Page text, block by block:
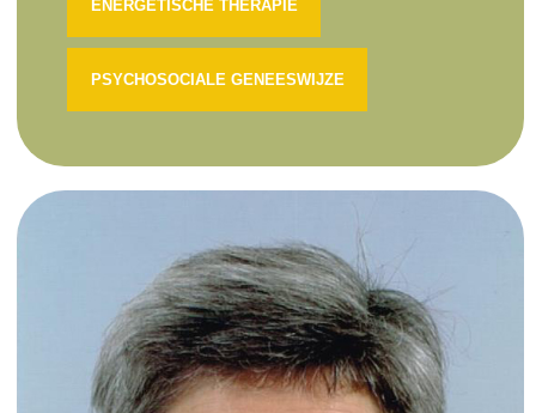
ENERGETISCHE THERAPIE
PSYCHOSOCIALE GENEESWIJZE